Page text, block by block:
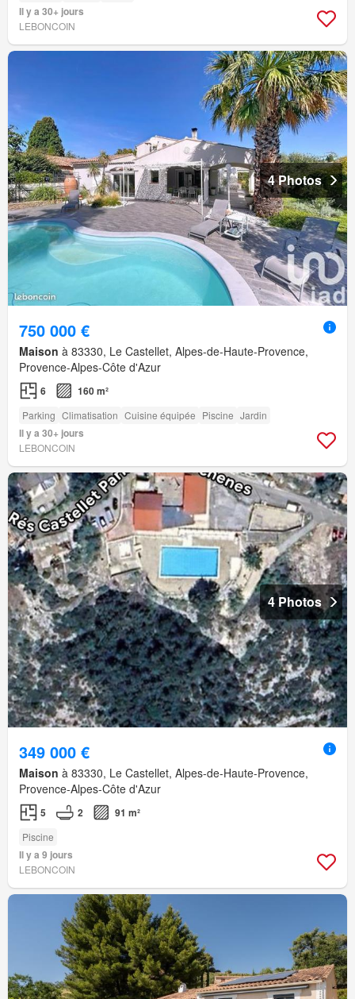
Il y a 30+ jours
LEBONCOIN
4 Photos
750 000 €
Maison à 83330, Le Castellet, Alpes-de-Haute-Provence,
Provence-Alpes-Côte d'Azur
6 160 m²
Parking Climatisation Cuisine équipée Piscine Jardin
Il y a 30+ jours
LEBONCOIN
4 Photos
349 000 €
Maison à 83330, Le Castellet, Alpes-de-Haute-Provence,
Provence-Alpes-Côte d'Azur
5 2 91 m²
Piscine
Il y a 9 jours
LEBONCOIN